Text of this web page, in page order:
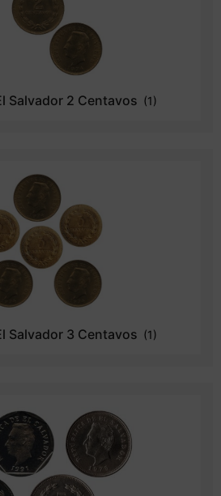
Salvador 2 Centavos (1)
Salvador 3 Centavos (1)